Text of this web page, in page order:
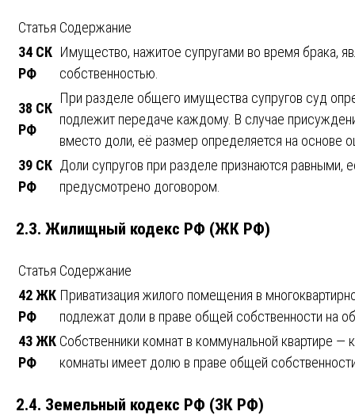
Статья Содержание
34 СК
РФ
Имущество, нажитое супругами во время брака,
собственностью.
38 СК
РФ
При разделе общего имущества супругов суд
подлежит передаче каждому. В случае
вместо доли, её размер определяется на основе
39 СК
РФ
Доли супругов при разделе признаются равными,
предусмотрено договором.
2.3. Жилищный кодекс РФ (ЖК РФ)
Статья Содержание
42 ЖК
РФ
Приватизация жилого помещения в
подлежат доли в праве общей собственности на
43 ЖК
РФ
Собственники комнат в коммунальной квартире —
комнаты имеет долю в праве общей
2.4. Земельный кодекс РФ (ЗК РФ)